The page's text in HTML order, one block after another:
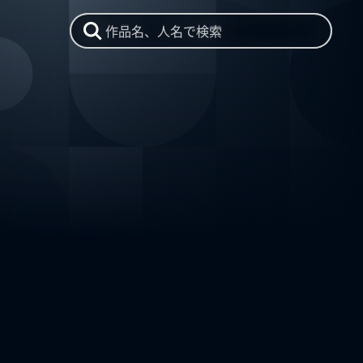
作品名、人名で検索